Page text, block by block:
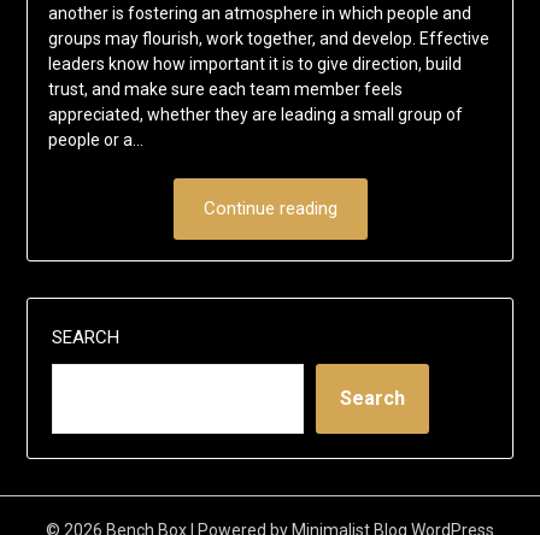
another is fostering an atmosphere in which people and
groups may flourish, work together, and develop. Effective
leaders know how important it is to give direction, build
trust, and make sure each team member feels
appreciated, whether they are leading a small group of
people or a…
Continue reading
SEARCH
Search
© 2026 Bench Box| Powered byMinimalist Blog WordPress